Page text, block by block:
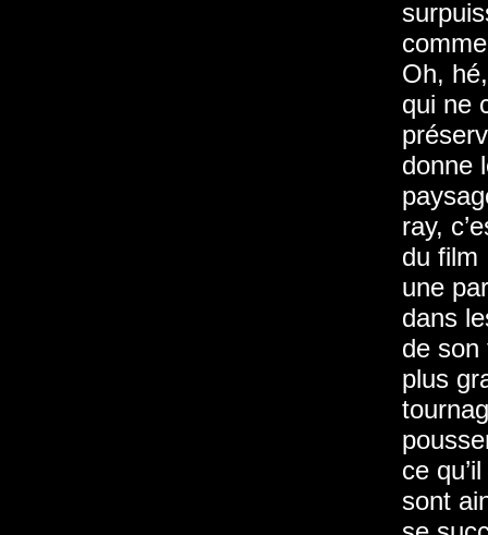
Oh,
qui ne
donne
ray,
du film
une
dans
de son
plus
ce
sont